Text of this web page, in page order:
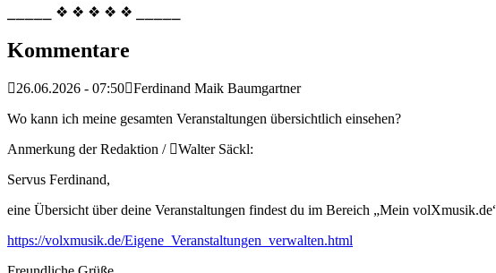
⎯⎯⎯⎯⎯ ❖ ❖ ❖ ❖ ❖ ⎯⎯⎯⎯⎯
Kommentare
26.06.2026 - 07:50 Ferdinand Maik Baumgartner
Wo kann ich meine gesamten Veranstaltungen übersichtlich einsehen?
Anmerkung der Redaktion /
Walter Säckl:
Servus Ferdinand,
eine Übersicht über deine Veranstaltungen findest du im Bereich „Mein
https://volxmusik.de/Eigene_Veranstaltungen_verwalten.html